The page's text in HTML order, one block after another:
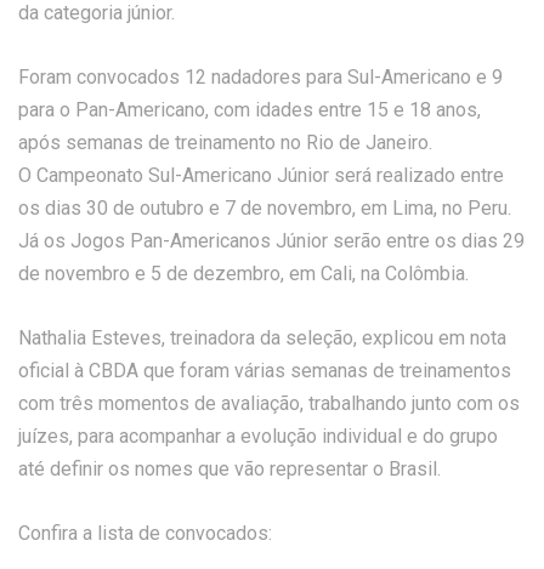
da categoria júnior.
Foram convocados 12 nadadores para Sul-Americano e 9
para o Pan-Americano, com idades entre 15 e 18 anos,
após semanas de treinamento no Rio de Janeiro.
O Campeonato Sul-Americano Júnior será realizado entre
os dias 30 de outubro e 7 de novembro, em Lima, no Peru.
Já os Jogos Pan-Americanos Júnior serão entre os dias 29
de novembro e 5 de dezembro, em Cali, na Colômbia.
Nathalia Esteves, treinadora da seleção, explicou em nota
oficial à CBDA que foram várias semanas de treinamentos
com três momentos de avaliação, trabalhando junto com os
juízes, para acompanhar a evolução individual e do grupo
até definir os nomes que vão representar o Brasil.
Confira a lista de convocados: